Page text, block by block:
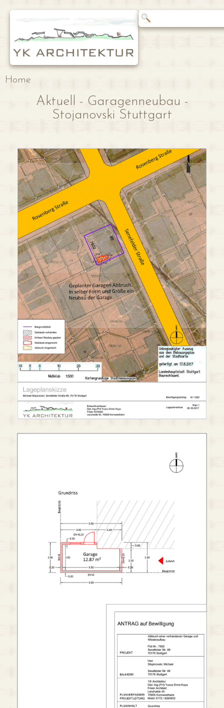
Home
Aktuell - Garagenneubau -
Stojanovski Stuttgart